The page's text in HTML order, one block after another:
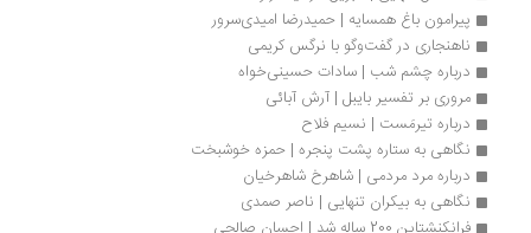
پیرامون باغ همسایه | حمیدرضا امیدی‌سرور
ناهنجاری در گفت‌وگو با نرگس کریمی
درباره چشم شب | سادات حسینی‌خواه
مروری بر تفسیر بایبل | آرش آبائی
درباره تیرمَست | نسیم فلاح
نگاهی به ستاره پشت پنجره | حمزه خوشبخت
درباره مرد مردمی | شاهرخ شاهرخیان
نگاهی به بیکران تنهایی | ناصر صمدی